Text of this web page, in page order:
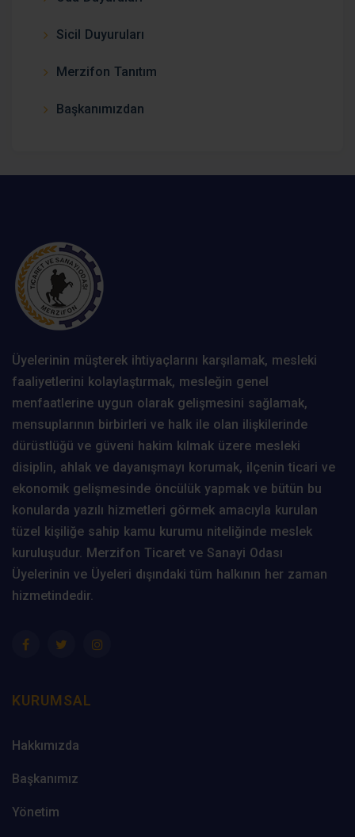
Sicil Duyuruları
Merzifon Tanıtım
Başkanımızdan
Üyelerinin müşterek ihtiyaçlarını karşılamak, mesleki
faaliyetlerini kolaylaştırmak, mesleğin genel
menfaatlerine uygun olarak gelişmesini sağlamak,
mensuplarının birbirleri ve halk ile olan ilişkilerinde
dürüstlüğü ve güveni hakim kılmak üzere mesleki
disiplin, ahlak ve dayanışmayı korumak, ilçenin ticari ve
ekonomik gelişmesinde öncülük yapmak ve bütün bu
konularda yazılı hizmetleri görmek amacıyla kurulan
tüzel kişiliğe sahip kamu kurumu niteliğinde meslek
kuruluşudur. Merzifon Ticaret ve Sanayi Odası
Üyelerinin ve Üyeleri dışındaki tüm halkının her zaman
hizmetindedir.
KURUMSAL
Hakkımızda
Başkanımız
Yönetim